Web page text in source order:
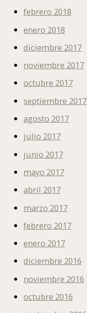
febrero 2018
enero 2018
diciembre 2017
noviembre 2017
octubre 2017
septiembre 2017
agosto 2017
julio 2017
junio 2017
mayo 2017
abril 2017
marzo 2017
febrero 2017
enero 2017
diciembre 2016
noviembre 2016
octubre 2016